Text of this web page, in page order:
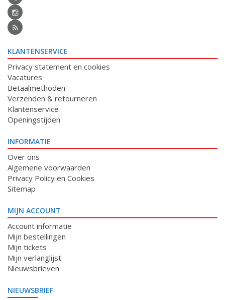
KLANTENSERVICE
Privacy statement en cookies
Vacatures
Betaalmethoden
Verzenden & retourneren
Klantenservice
Openingstijden
INFORMATIE
Over ons
Algemene voorwaarden
Privacy Policy en Cookies
Sitemap
MIJN ACCOUNT
Account informatie
Mijn bestellingen
Mijn tickets
Mijn verlanglijst
Nieuwsbrieven
NIEUWSBRIEF